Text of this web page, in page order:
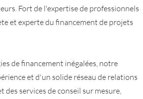
Fort de l'expertise de professionnels
et experte du financement de projets
de financement inégalées, notre
et d'un solide réseau de relations
services de conseil sur mesure,